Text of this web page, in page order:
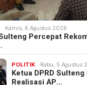
Kamis, 6 Agustus 2026
Percepat
POLITIK Rabu, 5 Agustus
Ketua DPRD Sulteng
Realisasi AP…